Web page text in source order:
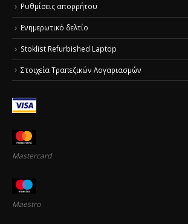
Ρυθμίσεις απορρήτου
Ενημερωτικό δελτίο
Stoklist Refurbished Laptop
Στοιχεία Τραπεζικών Λογαριασμών
Mastercard
Maestro